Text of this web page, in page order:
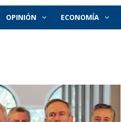
OPINIÓN ECONOMÍA